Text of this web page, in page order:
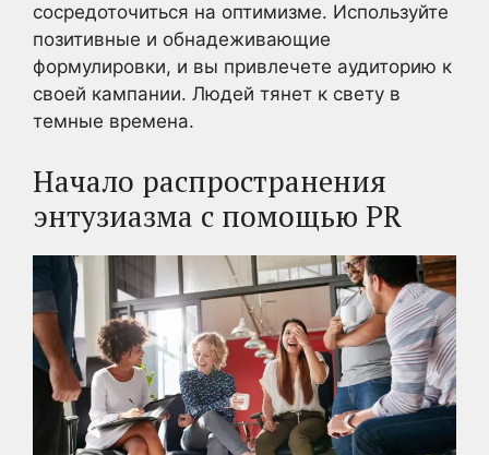
сосредоточиться на оптимизме. Используйте
позитивные и обнадеживающие
формулировки, и вы привлечете аудиторию к
своей кампании. Людей тянет к свету в
темные времена.
Начало распространения
энтузиазма с помощью PR